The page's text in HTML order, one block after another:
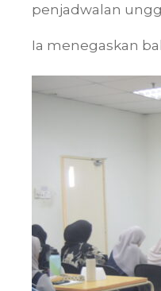
penjadwalan
Ia menegaskan